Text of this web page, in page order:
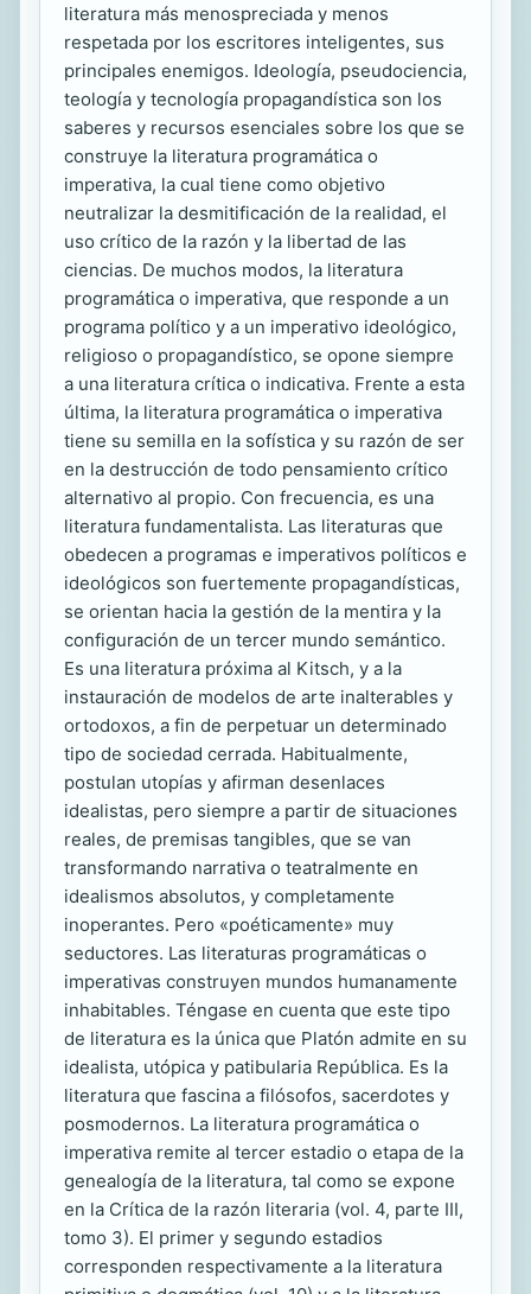
literatura más menospreciada y menos
respetada por los escritores inteligentes, sus
principales enemigos. Ideología, pseudociencia,
teología y tecnología propagandística son los
saberes y recursos esenciales sobre los que se
construye la literatura programática o
imperativa, la cual tiene como objetivo
neutralizar la desmitificación de la realidad, el
uso crítico de la razón y la libertad de las
ciencias. De muchos modos, la literatura
programática o imperativa, que responde a un
programa político y a un imperativo ideológico,
religioso o propagandístico, se opone siempre
a una literatura crítica o indicativa. Frente a esta
última, la literatura programática o imperativa
tiene su semilla en la sofística y su razón de ser
en la destrucción de todo pensamiento crítico
alternativo al propio. Con frecuencia, es una
literatura fundamentalista. Las literaturas que
obedecen a programas e imperativos políticos e
ideológicos son fuertemente propagandísticas,
se orientan hacia la gestión de la mentira y la
configuración de un tercer mundo semántico.
Es una literatura próxima al Kitsch, y a la
instauración de modelos de arte inalterables y
ortodoxos, a fin de perpetuar un determinado
tipo de sociedad cerrada. Habitualmente,
postulan utopías y afirman desenlaces
idealistas, pero siempre a partir de situaciones
reales, de premisas tangibles, que se van
transformando narrativa o teatralmente en
idealismos absolutos, y completamente
inoperantes. Pero «poéticamente» muy
seductores. Las literaturas programáticas o
imperativas construyen mundos humanamente
inhabitables. Téngase en cuenta que este tipo
de literatura es la única que Platón admite en su
idealista, utópica y patibularia República. Es la
literatura que fascina a filósofos, sacerdotes y
posmodernos. La literatura programática o
imperativa remite al tercer estadio o etapa de la
genealogía de la literatura, tal como se expone
en la Crítica de la razón literaria (vol. 4, parte III,
tomo 3). El primer y segundo estadios
corresponden respectivamente a la literatura